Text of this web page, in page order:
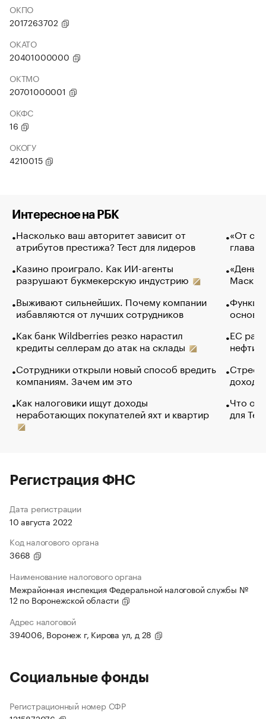
ОКПО
2017263702
ОКАТО
20401000000
ОКТМО
20701000001
ОКФС
16
ОКОГУ
4210015
Интересное на РБК
Насколько ваш авторитет зависит от
атрибутов престижа? Тест для лидеров
Казино проиграло. Как ИИ-агенты
разрушают букмекерскую индустрию
Выживают сильнейших. Почему компании
избавляются от лучших сотрудников
Как банк Wildberries резко нарастил
кредиты селлерам до атак на склады
Сотрудники открыли новый способ вредить
компаниям. Зачем им это
Как налоговики ищут доходы
неработающих покупателей яхт и квартир
«От
глава
Маск в
основ
ЕС
нефти
Что
для
Регистрация ФНС
Дата регистрации
10 августа 2022
Код налогового органа
3668
Наименование налогового органа
Межрайонная инспекция Федеральной налоговой службы №
12 по Воронежской области
Адрес налоговой
394006, Воронеж г, Кирова ул, д 28
Социальные фонды
Регистрационный номер СФР